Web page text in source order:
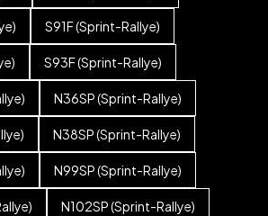
S91F (Sprint-Rallye)
S93F (Sprint-Rallye)
N36SP (Sprint-Rallye)
N38SP (Sprint-Rallye)
N99SP (Sprint-Rallye)
N102SP (Sprint-Rallye)